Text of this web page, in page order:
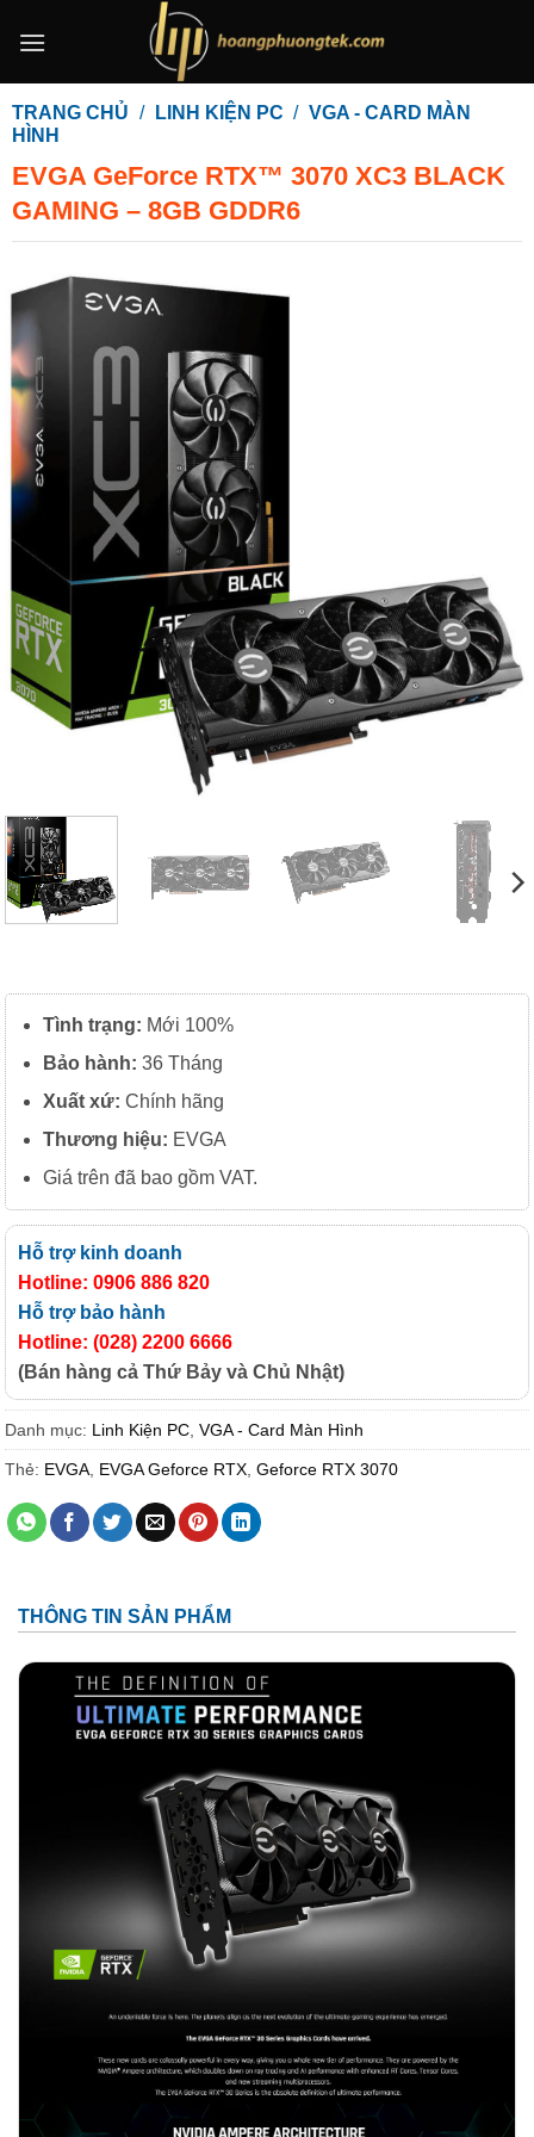
qua
dung
TRANG CHỦ / LINH KIỆN PC / VGA - CARD MÀN
HÌNH
EVGA GeForce RTX™ 3070 XC3 BLACK
GAMING – 8GB GDDR6
Tình trạng: Mới 100%
Bảo hành: 36 Tháng
Xuất xứ: Chính hãng
Thương hiệu: EVGA
Giá trên đã bao gồm VAT.
Hỗ trợ kinh doanh
Hotline: 0906 886 820
Hỗ trợ bảo hành
Hotline: (028) 2200 6666
(Bán hàng cả Thứ Bảy và Chủ Nhật)
Danh mục: Linh Kiện PC VGA - Card Màn Hình
Thẻ: EVGA EVGA Geforce RTX Geforce RTX 3070
THÔNG TIN SẢN PHẨM